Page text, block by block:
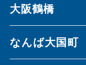
大阪鶴橋
なんば大国町